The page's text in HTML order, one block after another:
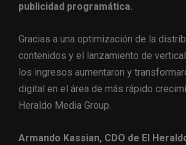
publicidad programática.
Gracias a una optimización de la
contenidos y el lanzamiento de
los ingresos aumentaron y
digital en el área de más rápido
Heraldo Media Group.
Armando Kassian, CDO de El